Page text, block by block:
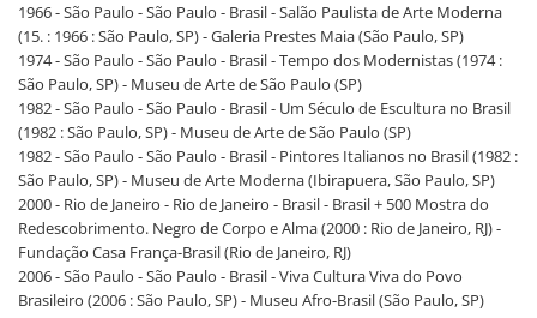
1966 - São Paulo - São Paulo - Brasil - Salão Paulista de Arte Moderna
(15. : 1966 : São Paulo, SP) - Galeria Prestes Maia (São Paulo, SP)
1974 - São Paulo - São Paulo - Brasil - Tempo dos Modernistas (1974 :
São Paulo, SP) - Museu de Arte de São Paulo (SP)
1982 - São Paulo - São Paulo - Brasil - Um Século de Escultura no Brasil
(1982 : São Paulo, SP) - Museu de Arte de São Paulo (SP)
1982 - São Paulo - São Paulo - Brasil - Pintores Italianos no Brasil (1982 :
São Paulo, SP) - Museu de Arte Moderna (Ibirapuera, São Paulo, SP)
2000 - Rio de Janeiro - Rio de Janeiro - Brasil - Brasil + 500 Mostra do
Redescobrimento. Negro de Corpo e Alma (2000 : Rio de Janeiro, RJ) -
Fundação Casa França-Brasil (Rio de Janeiro, RJ)
2006 - São Paulo - São Paulo - Brasil - Viva Cultura Viva do Povo
Brasileiro (2006 : São Paulo, SP) - Museu Afro-Brasil (São Paulo, SP)